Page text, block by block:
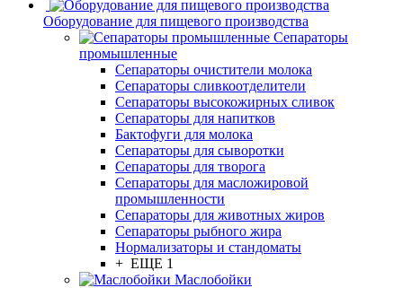
Оборудование для пищевого производства
Сепараторы
промышленные
Сепараторы очистители молока
Сепараторы сливкоотделители
Сепараторы высокожирных сливок
Сепараторы для напитков
Бактофуги для молока
Сепараторы для сыворотки
Сепараторы для творога
Сепараторы для масложировой
промышленности
Сепараторы для животных жиров
Сепараторы рыбного жира
Нормализаторы и стандоматы
+ ЕЩЕ 1
Маслобойки